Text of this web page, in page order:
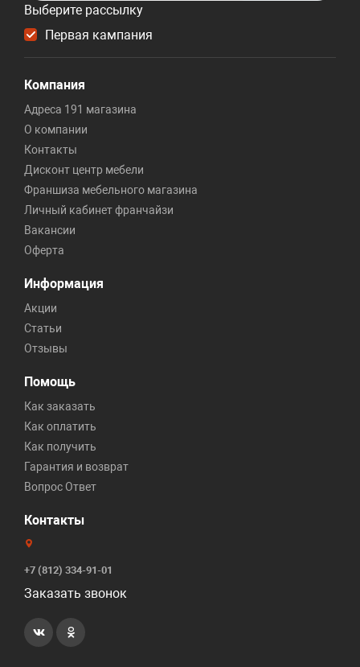
Выберите рассылку
Первая кампания
Компания
Адреса 191 магазина
О компании
Контакты
Дисконт центр мебели
Франшиза мебельного магазина
Личный кабинет франчайзи
Вакансии
Оферта
Информация
Акции
Статьи
Отзывы
Помощь
Как заказать
Как оплатить
Как получить
Гарантия и возврат
Вопрос Ответ
Контакты
+7 (812) 334-91-01
Заказать звонок